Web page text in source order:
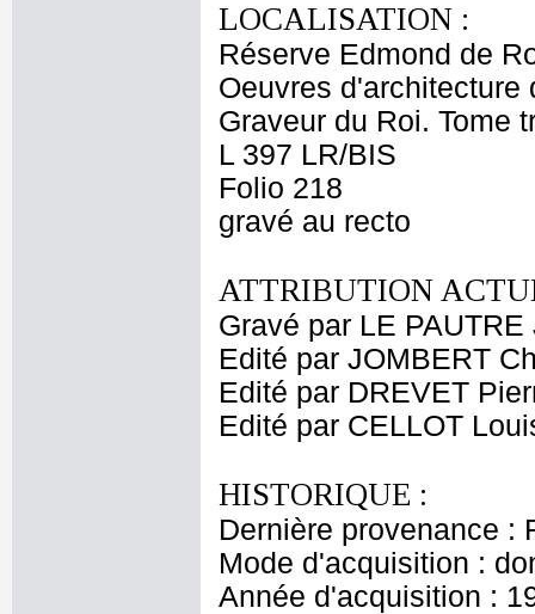
LOCALISATION :
Réserve Edmond de
Oeuvres d'architecture
Graveur du Roi. Tome
L 397 LR/BIS
Folio 218
gravé au recto
ATTRIBUTION
Gravé par LE PAUTRE
Edité par JOMBERT
Edité par DREVET
Edité par CELLOT
HISTORIQUE :
Dernière provenance :
Mode d'acquisition :
Année d'acquisition :